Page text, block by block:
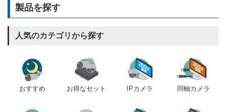
製品を探す
人気のカテゴリから探す
おすすめ お得なセット IPカメラ 同軸カメラ